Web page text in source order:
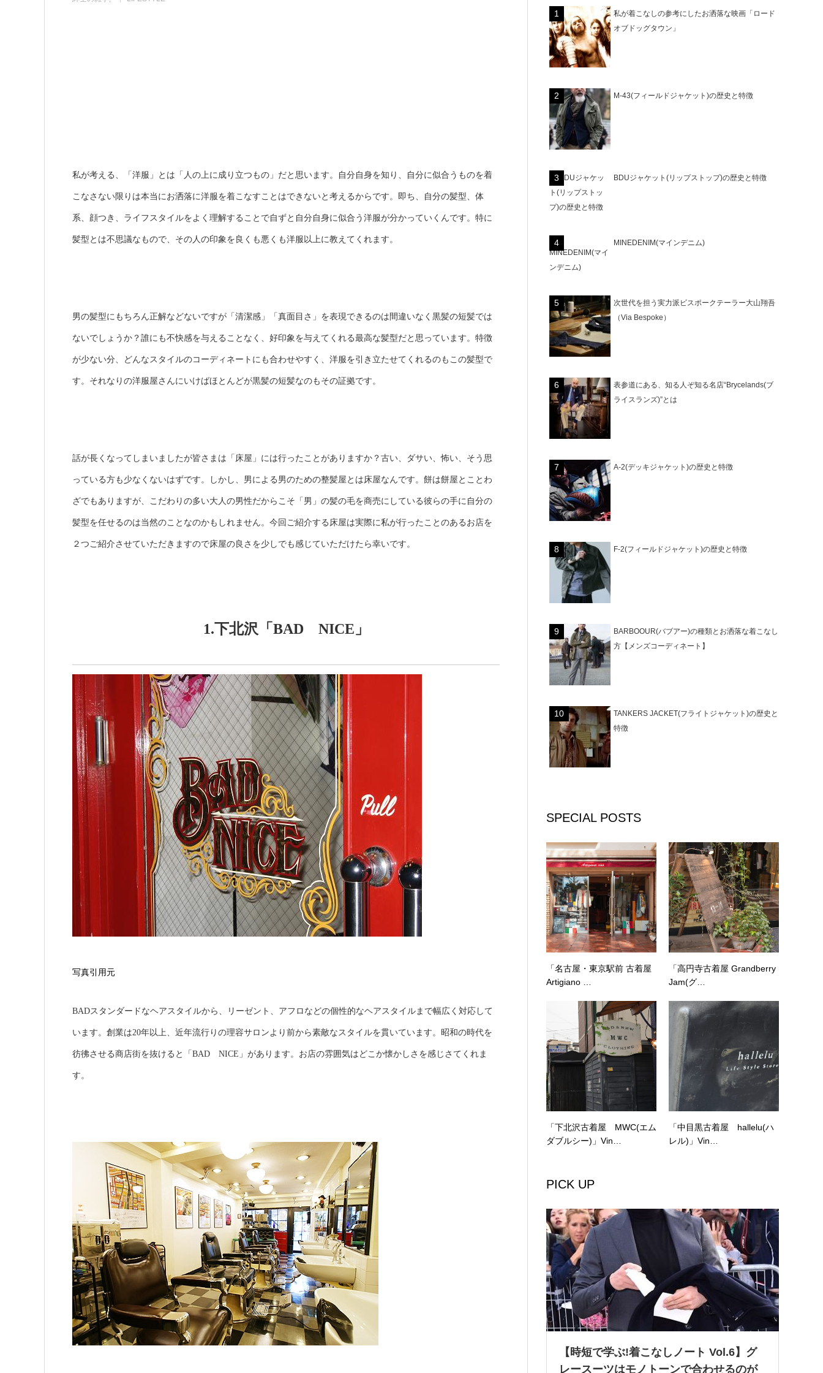
私が考える、「洋服」とは「人の上に成り立つもの」だと思います。自分自身を知り、自分に似合うものを着
こなさない限りは本当にお洒落に洋服を着こなすことはできないと考えるからです。 即ち、自分の髪型、体
系、顔つき、ライフスタイルをよく理解することで自ずと自分自身に似合う洋服が分かっていくんです。特に
髪型とは不思議なもので、その人の印象を良くも悪くも洋服以上に教えてくれます。
男の髪型にもちろん正解などないですが「清潔感」「真面目さ」を表現できるのは間違いなく黒髪の短髪では
ないでしょうか？誰にも不快感を与えることなく、好印象を与えてくれる最高な髪型だと思っています。 特徴
が少ない分、どんなスタイルのコーディネートにも合わせやすく、洋服を引き立たせてくれるのもこの髪型で
す。それなりの洋服屋さんにいけばほとんどが黒髪の短髪なのもその証拠です。
話が長くなってしまいましたが皆さまは「床屋」には行ったことがありますか？古い、ダサい、怖い、そう思
っている方も少なくないはずです。しかし、男による男のための整髪屋とは床屋なんです。 餅は餅屋とことわ
ざでもありますが、こだわりの多い大人の男性だからこそ「男」の髪の毛を商売にしている彼らの手に自分の
髪型を任せるのは当然のことなのかもしれません。 今回ご紹介する床屋は実際に私が行ったことのあるお店を
２つご紹介させていただきますので床屋の良さを少しでも感じていただけたら幸いです。
1.下北沢「BAD NICE」
写真引用元
BADスタンダードなヘアスタイルから、リーゼント、アフロなどの個性的なヘアスタイルまで幅広く対応して
います。創業は20年以上、近年流行りの理容サロンより前から素敵なスタイルを貫いています。昭和の時代を
彷彿させる商店街を抜けると「BAD NICE」があります。お店の雰囲気はどこか懐かしさを感じさてくれま
す。
私が着こなしの参考にしたお洒落な映画「ロード
オブドッグタウン」
M-43(フィールドジャケット)の歴史と特徴
BDUジャケット(リップストップ)の歴史と特徴
MINEDENIM(マインデニム)
次世代を担う実力派ビスポークテーラー大山翔吾
（Via Bespoke）
表参道にある、知る人ぞ知る名店“Brycelands(ブ
ライスランズ)”とは
A-2(デッキジャケット)の歴史と特徴
F-2(フィールドジャケット)の歴史と特徴
BARBOOUR(バブアー)の種類とお洒落な着こなし
方【メンズコーディネート】
TANKERS JACKET(フライトジャケット)の歴史と
特徴
SPECIAL POSTS
「名古屋・東京駅前 古着屋
Artigiano …
「高円寺古着屋 Grandberry
Jam(グ…
「下北沢古着屋 MWC(エム
ダブルシー)」Vin…
「中目黒古着屋 hallelu(ハ
レル)」Vin…
PICK UP
【時短で学ぶ!着こなしノート Vol.6】グ
レースーツはモノトーンで合わせるのが